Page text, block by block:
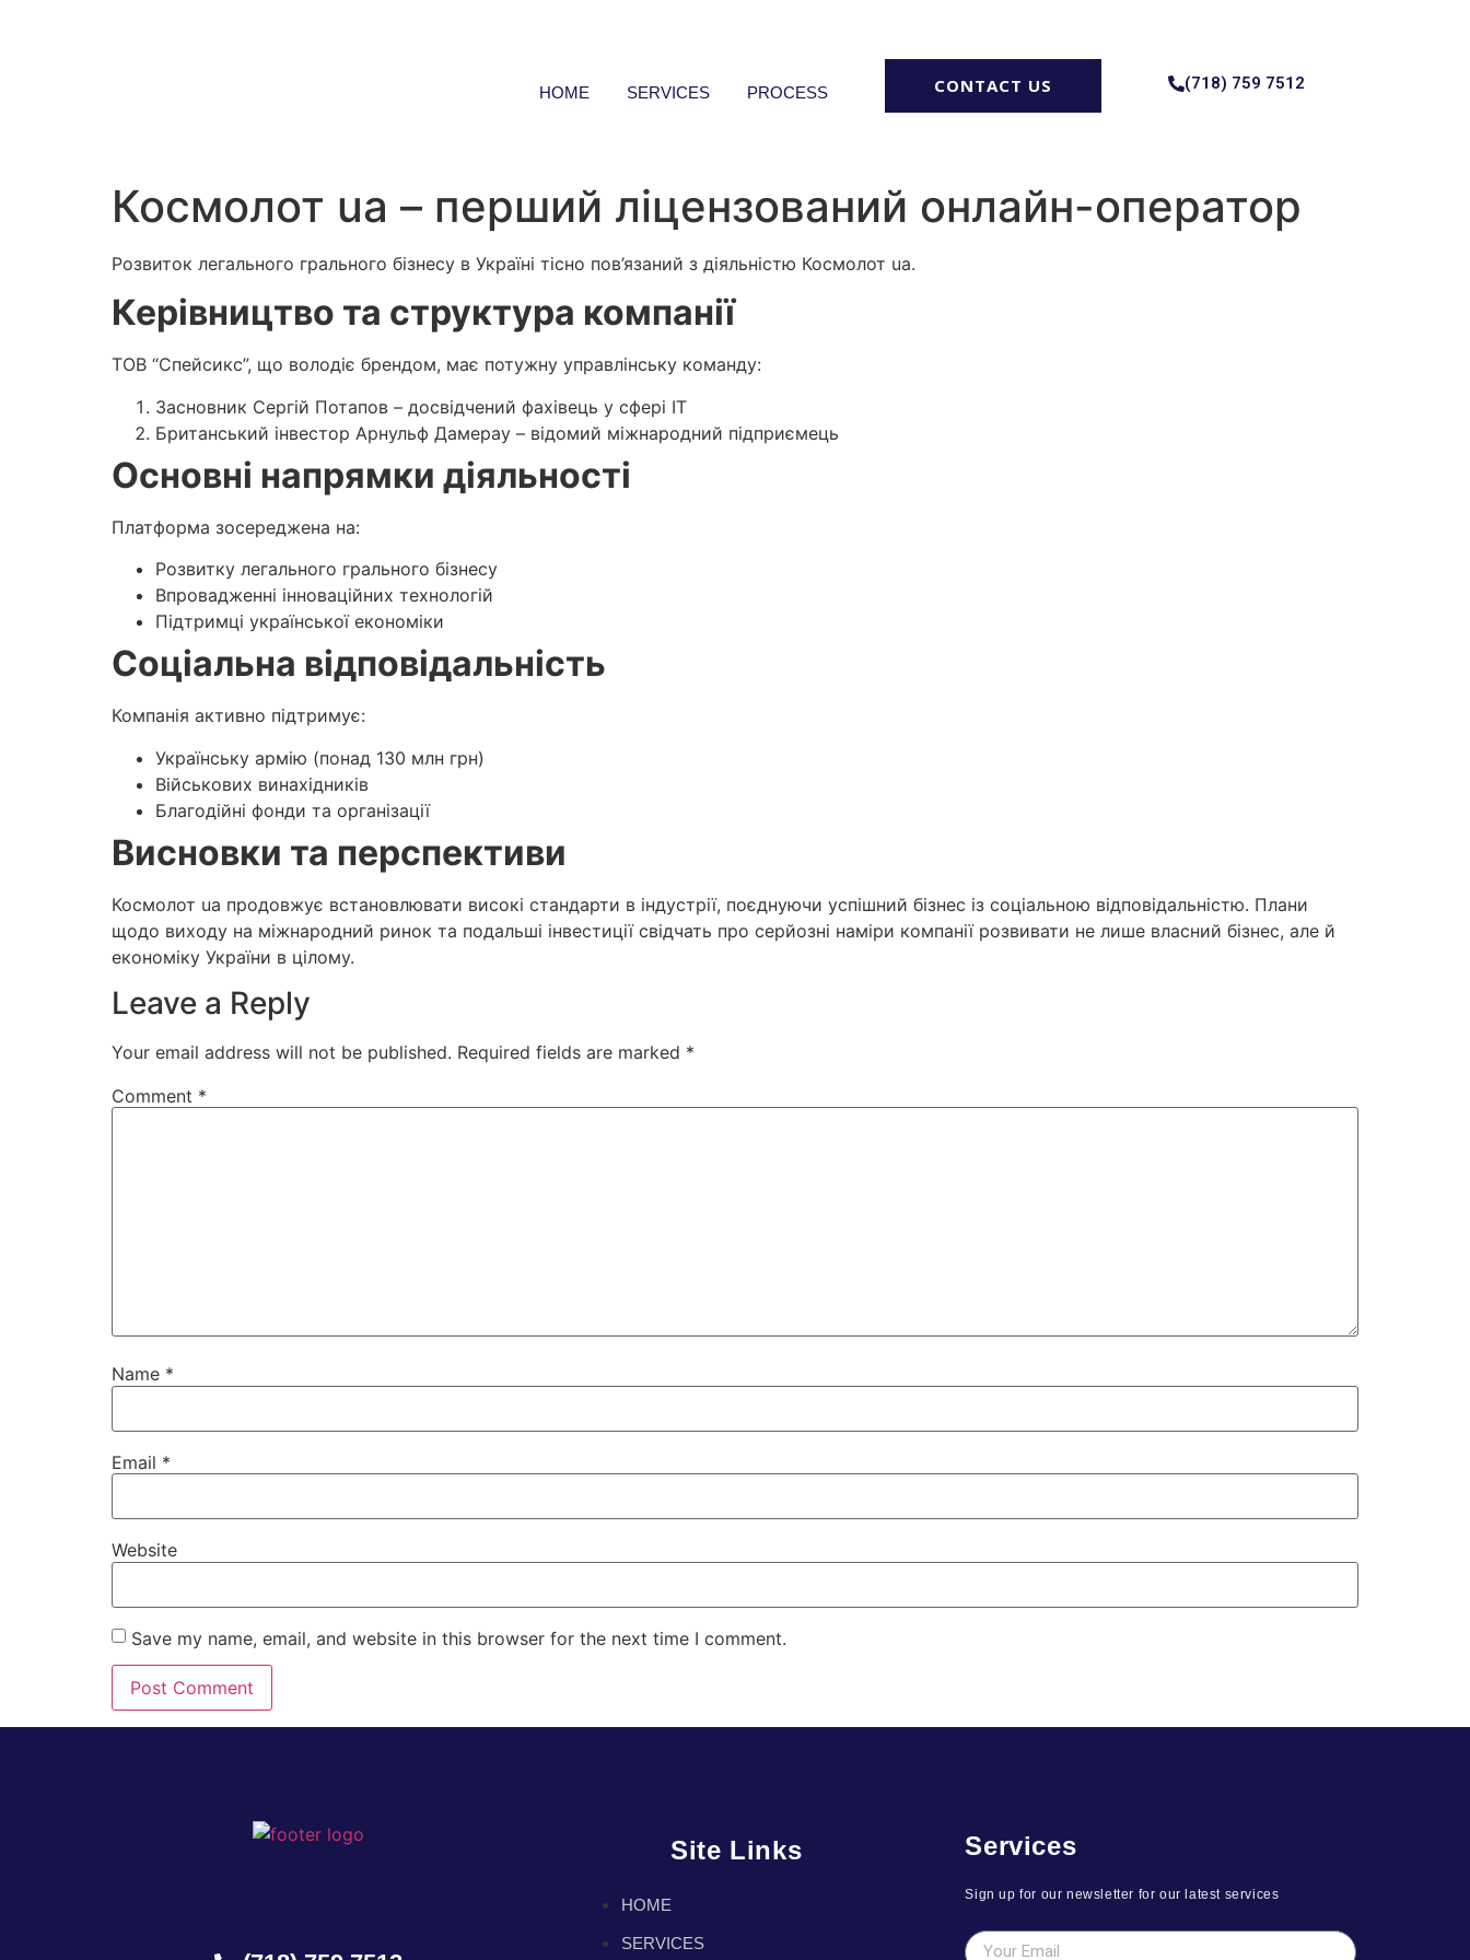
HOME SERVICES PROCESS CONTACT US (718) 759 7512
Космолот ua – перший ліцензований онлайн-оператор
Розвиток легального грального бізнесу в Україні тісно пов’язаний з діяльністю Космолот ua.
Керівництво та структура компанії
ТОВ “Спейсикс”, що володіє брендом, має потужну управлінську команду:
Засновник Сергій Потапов – досвідчений фахівець у сфері IT
Британський інвестор Арнульф Дамерау – відомий міжнародний підприємець
Основні напрямки діяльності
Платформа зосереджена на:
Розвитку легального грального бізнесу
Впровадженні інноваційних технологій
Підтримці української економіки
Соціальна відповідальність
Компанія активно підтримує:
Українську армію (понад 130 млн грн)
Військових винахідників
Благодійні фонди та організації
Висновки та перспективи
Космолот ua продовжує встановлювати високі стандарти в індустрії, поєднуючи успішний бізнес із соціальною відповідальністю. Плани
щодо виходу на міжнародний ринок та подальші інвестиції свідчать про серйозні наміри компанії розвивати не лише власний бізнес, але й
економіку України в цілому.
Leave a Reply
Your email address will not be published. Required fields are marked *
Comment *
Name *
Email *
Website
Save my name, email, and website in this browser for the next time I comment.
Site Links
HOME
SERVICES
Services
Sign up for our newsletter for our latest services